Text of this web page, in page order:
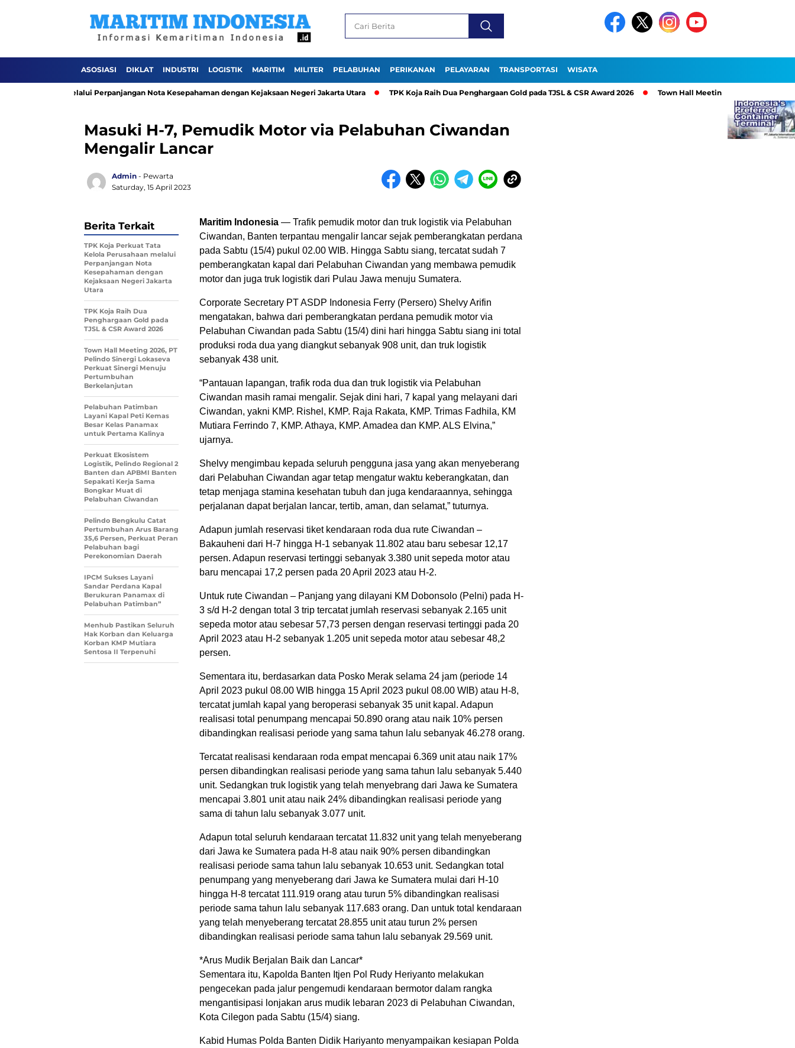
ASOSIASI DIKLAT INDUSTRI LOGISTIK MARITIM MILITER PELABUHAN PERIKANAN PELAYARAN TRANSPORTASI WISATA
melalui Perpanjangan Nota Kesepahaman dengan Kejaksaan Negeri Jakarta Utara TPK Koja Raih Dua Penghargaan Gold pada TJSL & CSR Award 2026 Town Hall Meeting 2026, PT Pelindo
Masuki H-7, Pemudik Motor via Pelabuhan Ciwandan
Mengalir Lancar
Admin - Pewarta
Saturday, 15 April 2023
Maritim Indonesia — Trafik pemudik motor dan truk logistik via Pelabuhan
Ciwandan, Banten terpantau mengalir lancar sejak pemberangkatan perdana
pada Sabtu (15/4) pukul 02.00 WIB. Hingga Sabtu siang, tercatat sudah 7
pemberangkatan kapal dari Pelabuhan Ciwandan yang membawa pemudik
motor dan juga truk logistik dari Pulau Jawa menuju Sumatera.
Corporate Secretary PT ASDP Indonesia Ferry (Persero) Shelvy Arifin
mengatakan, bahwa dari pemberangkatan perdana pemudik motor via
Pelabuhan Ciwandan pada Sabtu (15/4) dini hari hingga Sabtu siang ini total
produksi roda dua yang diangkut sebanyak 908 unit, dan truk logistik
sebanyak 438 unit.
“Pantauan lapangan, trafik roda dua dan truk logistik via Pelabuhan
Ciwandan masih ramai mengalir. Sejak dini hari, 7 kapal yang melayani dari
Ciwandan, yakni KMP. Rishel, KMP. Raja Rakata, KMP. Trimas Fadhila, KM
Mutiara Ferrindo 7, KMP. Athaya, KMP. Amadea dan KMP. ALS Elvina,”
ujarnya.
Shelvy mengimbau kepada seluruh pengguna jasa yang akan menyeberang
dari Pelabuhan Ciwandan agar tetap mengatur waktu keberangkatan, dan
tetap menjaga stamina kesehatan tubuh dan juga kendaraannya, sehingga
perjalanan dapat berjalan lancar, tertib, aman, dan selamat,” tuturnya.
Adapun jumlah reservasi tiket kendaraan roda dua rute Ciwandan –
Bakauheni dari H-7 hingga H-1 sebanyak 11.802 atau baru sebesar 12,17
persen. Adapun reservasi tertinggi sebanyak 3.380 unit sepeda motor atau
baru mencapai 17,2 persen pada 20 April 2023 atau H-2.
Untuk rute Ciwandan – Panjang yang dilayani KM Dobonsolo (Pelni) pada H-
3 s/d H-2 dengan total 3 trip tercatat jumlah reservasi sebanyak 2.165 unit
sepeda motor atau sebesar 57,73 persen dengan reservasi tertinggi pada 20
April 2023 atau H-2 sebanyak 1.205 unit sepeda motor atau sebesar 48,2
persen.
Sementara itu, berdasarkan data Posko Merak selama 24 jam (periode 14
April 2023 pukul 08.00 WIB hingga 15 April 2023 pukul 08.00 WIB) atau H-8,
tercatat jumlah kapal yang beroperasi sebanyak 35 unit kapal. Adapun
realisasi total penumpang mencapai 50.890 orang atau naik 10% persen
dibandingkan realisasi periode yang sama tahun lalu sebanyak 46.278 orang.
Tercatat realisasi kendaraan roda empat mencapai 6.369 unit atau naik 17%
persen dibandingkan realisasi periode yang sama tahun lalu sebanyak 5.440
unit. Sedangkan truk logistik yang telah menyebrang dari Jawa ke Sumatera
mencapai 3.801 unit atau naik 24% dibandingkan realisasi periode yang
sama di tahun lalu sebanyak 3.077 unit.
Adapun total seluruh kendaraan tercatat 11.832 unit yang telah menyeberang
dari Jawa ke Sumatera pada H-8 atau naik 90% persen dibandingkan
realisasi periode sama tahun lalu sebanyak 10.653 unit. Sedangkan total
penumpang yang menyeberang dari Jawa ke Sumatera mulai dari H-10
hingga H-8 tercatat 111.919 orang atau turun 5% dibandingkan realisasi
periode sama tahun lalu sebanyak 117.683 orang. Dan untuk total kendaraan
yang telah menyeberang tercatat 28.855 unit atau turun 2% persen
dibandingkan realisasi periode sama tahun lalu sebanyak 29.569 unit.
*Arus Mudik Berjalan Baik dan Lancar*
Sementara itu, Kapolda Banten Itjen Pol Rudy Heriyanto melakukan
pengecekan pada jalur pengemudi kendaraan bermotor dalam rangka
mengantisipasi lonjakan arus mudik lebaran 2023 di Pelabuhan Ciwandan,
Kota Cilegon pada Sabtu (15/4) siang.
Kabid Humas Polda Banten Didik Hariyanto menyampaikan kesiapan Polda
Berita Terkait
TPK Koja Perkuat Tata
Kelola Perusahaan melalui
Perpanjangan Nota
Kesepahaman dengan
Kejaksaan Negeri Jakarta
Utara
TPK Koja Raih Dua
Penghargaan Gold pada
TJSL & CSR Award 2026
Town Hall Meeting 2026, PT
Pelindo Sinergi Lokaseva
Perkuat Sinergi Menuju
Pertumbuhan
Berkelanjutan
Pelabuhan Patimban
Layani Kapal Peti Kemas
Besar Kelas Panamax
untuk Pertama Kalinya
Perkuat Ekosistem
Logistik, Pelindo Regional 2
Banten dan APBMI Banten
Sepakati Kerja Sama
Bongkar Muat di
Pelabuhan Ciwandan
Pelindo Bengkulu Catat
Pertumbuhan Arus Barang
35,6 Persen, Perkuat Peran
Pelabuhan bagi
Perekonomian Daerah
IPCM Sukses Layani
Sandar Perdana Kapal
Berukuran Panamax di
Pelabuhan Patimban”
Menhub Pastikan Seluruh
Hak Korban dan Keluarga
Korban KMP Mutiara
Sentosa II Terpenuhi